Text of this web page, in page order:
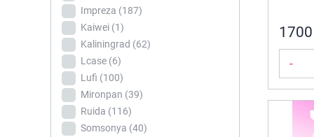
Freedom (85)
Hossoni
Impreza (187)
Kaliningrad (62)
Lcase (6)
Lufi(100)
КОЛИЧЕСТВО В
КОМПЛЕКТЕ
Комплект 2-
ки (84)
Комплект 3-
ки (676)
Комплект 4-
Impreza (187)
Kaiwei (1)
Kaliningrad (62)
Lcase (6)
Lufi (100)
Mironpan (39)
Ruida (116)
Somsonya (40)
-